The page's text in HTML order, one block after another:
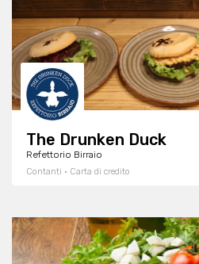
The Drunken Duck
Refettorio Birraio
Contanti · Carta di credito